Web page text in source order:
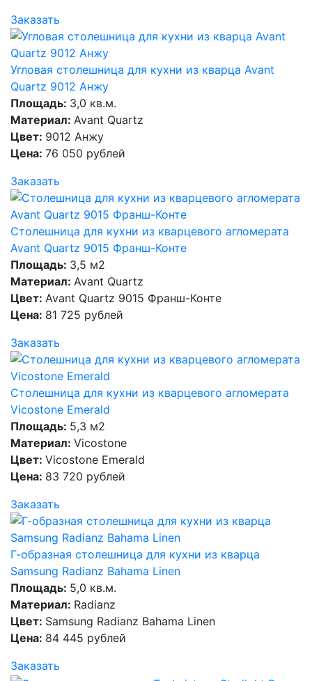
Заказать
Угловая столешница для кухни из кварца Avant
Quartz 9012 Анжу
Площадь: 3,0 кв.м.
Материал: Avant Quartz
Цвет: 9012 Анжу
Цена: 76 050 рублей
Заказать
Столешница для кухни из кварцевого агломерата
Avant Quartz 9015 Франш-Конте
Площадь: 3,5 м2
Материал: Avant Quartz
Цвет: Avant Quartz 9015 Франш-Конте
Цена: 81 725 рублей
Заказать
Столешница для кухни из кварцевого агломерата
Vicostone Emerald
Площадь: 5,3 м2
Материал: Vicostone
Цвет: Vicostone Emerald
Цена: 83 720 рублей
Заказать
Г-образная столешница для кухни из кварца
Samsung Radianz Bahama Linen
Площадь: 5,0 кв.м.
Материал: Radianz
Цвет: Samsung Radianz Bahama Linen
Цена: 84 445 рублей
Заказать